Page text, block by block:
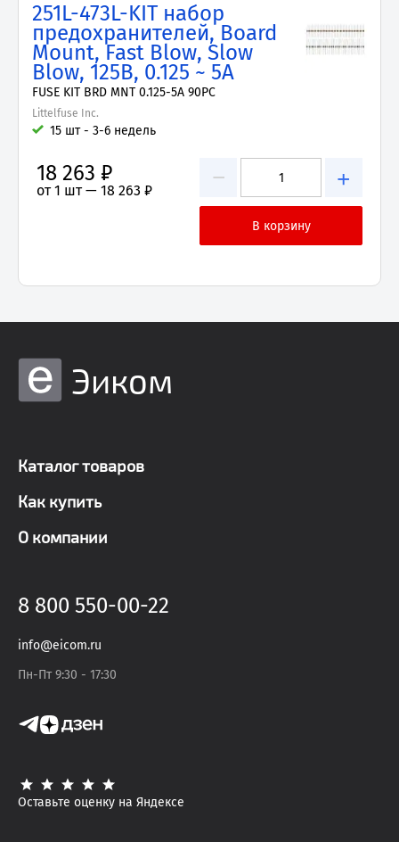
251L-473L-KIT набор
предохранителей, Board
Mount, Fast Blow, Slow
Blow, 125В, 0.125 ~ 5А
FUSE KIT BRD MNT 0.125-5A 90PC
Littelfuse Inc.
15 шт - 3-6 недель
− +
18 263 ₽
от 1 шт — 18 263 ₽
Эиком
Каталог товаров
Как купить
О компании
8 800 550-00-22
info@eicom.ru
Пн-Пт 9:30 - 17:30
Оставьте оценку на Яндексе